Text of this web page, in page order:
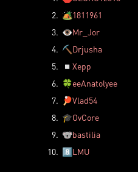
2. 🏕️1811961
3. 👁️Mr_Jor
4. ⛏️ Drjusha
5.
◽ Xepp
6. 🍀eeAnatolyee
7.
🏓Vlad54
8. 🎓OvCore
9. 🐨bastilia
10. 8️⃣LMU